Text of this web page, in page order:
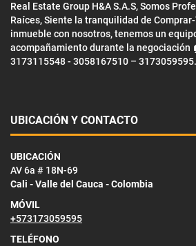
Real Estate Group H&A S.A.S, Somos
Raíces, Siente la tranquilidad de
inmueble con nosotros, tenemos un
acompañamiento durante la negociación
3173115548 - 3058167510 – 3173059595.
UBICACIÓN Y CONTACTO
UBICACIÓN
AV 6a # 18N-69
Cali - Valle del Cauca - Colombia
MÓVIL
+573173059595
TELÉFONO